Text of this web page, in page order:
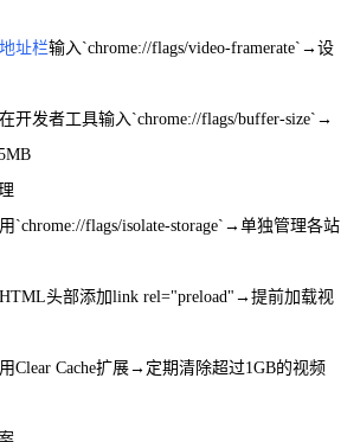
地址栏输入`chrome://flags/video-framerate`→设
开发者工具输入`chrome://flags/buffer-size`→
`chrome://flags/isolate-storage`→单独管理各站
头部添加link rel="preload"→提前加载视
Clear Cache扩展→定期清除超过1GB的视频